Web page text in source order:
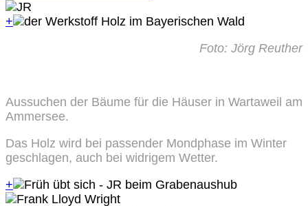
+
Foto: Jörg Reuther
Aussuchen der Bäume für die Häuser in Wartaweil am
Ammersee.
Das Holz wird bei passender Mondphase im Winter
geschlagen, auch bei widrigem Wetter.
+